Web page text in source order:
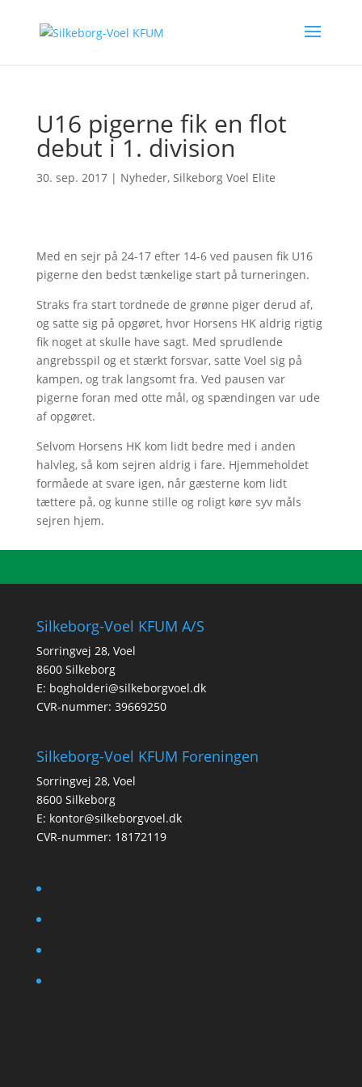
U16 pigerne fik en flot
debut i 1. division
30. sep. 2017| Nyheder, Silkeborg Voel Elite
Med en sejr på 24-17 efter 14-6 ved pausen fik U16
pigerne den bedst tænkelige start på turneringen.
Straks fra start tordnede de grønne piger derud af,
og satte sig på opgøret, hvor Horsens HK aldrig rigtig
fik noget at skulle have sagt. Med sprudlende
angrebsspil og et stærkt forsvar, satte Voel sig på
kampen, og trak langsomt fra. Ved pausen var
pigerne foran med otte mål, og spændingen var ude
af opgøret.
Selvom Horsens HK kom lidt bedre med i anden
halvleg, så kom sejren aldrig i fare. Hjemmeholdet
formåede at svare igen, når gæsterne kom lidt
tættere på, og kunne stille og roligt køre syv måls
sejren hjem.
Silkeborg-Voel KFUM A/S
Sorringvej 28, Voel
8600 Silkeborg
E: bogholderi@silkeborgvoel.dk
CVR-nummer: 39669250
Silkeborg-Voel KFUM Foreningen
Sorringvej 28, Voel
8600 Silkeborg
E: kontor@silkeborgvoel.dk
CVR-nummer: 18172119